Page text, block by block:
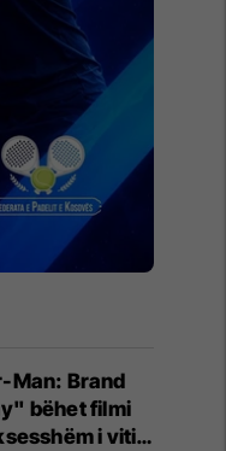
Man: Brand
bëhet filmi
i vitit